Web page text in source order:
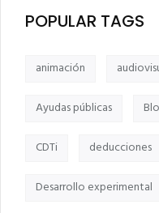
POPULAR TAGS
animación
Ayudas públicas
CDTi deducciones
Desarrollo experimental